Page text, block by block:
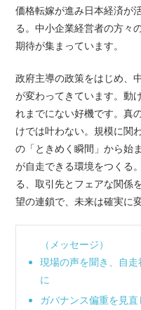
価格転嫁が進み日本経済が
る。中小企業経営者の方々
期待が集まっています。
政府主導の政策をはじめ、
が変わってきています。動
れまでにない好機です。真
けでは叶わない。規模に関
の「ときめく瞬間」から始
が自走できる環境をつくる
る、取引先とフェアな関係
望の連鎖で、未来は確実に
（メッセージ）
現場の声を聞き、自
に
ガバナンス偏重を見